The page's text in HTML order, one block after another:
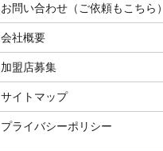
お問い合わせ（ご依頼もこちら）
会社概要
加盟店募集
サイトマップ
プライバシーポリシー